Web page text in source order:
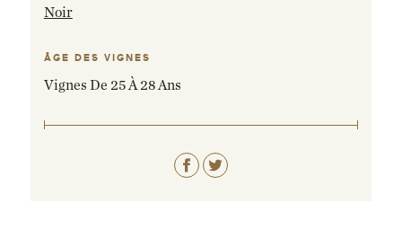
Noir
ÂGE DES VIGNES
Vignes De 25 À 28 Ans